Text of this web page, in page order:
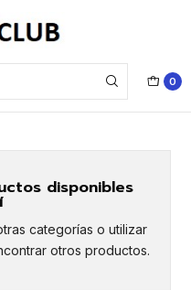
0
o Forestal
disponibles
categorías o utilizar
otros productos.